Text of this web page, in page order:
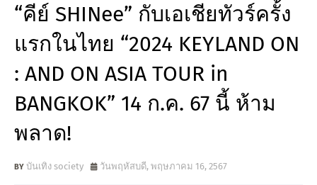
“คีย์ SHINee” กับเอเชียทัวร์ครั้ง
แรกในไทย “2024 KEYLAND ON
: AND ON ASIA TOUR in
BANGKOK” 14 ก.ค. 67 นี้ ห้าม
พลาด!
บันเทิง society วันพฤหัสบดี, พฤษภาคม 16, 2567